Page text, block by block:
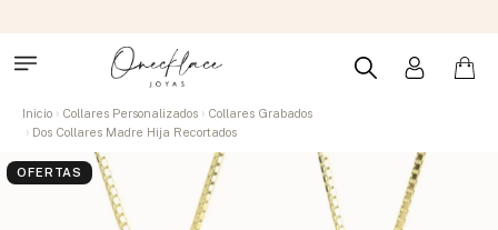
Inicio Collares Personalizados
Collares Grabados
Dos Collares Madre Hija Recortados
OFERTAS